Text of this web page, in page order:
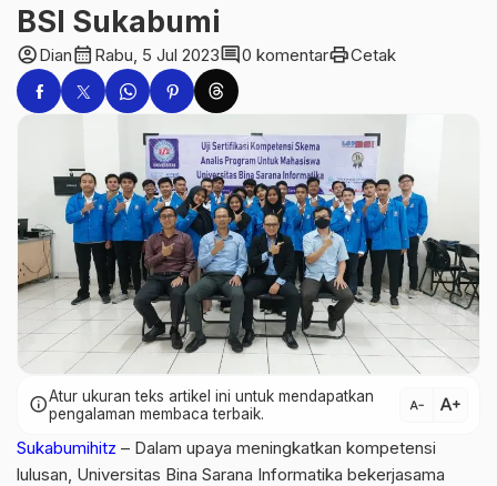
BSI Sukabumi
account_circleDiancalendar_month Rabu, 5 Jul 2023comment0 komentarprintCetak
infoAtur ukuran teks artikel ini untuk mendapatkan
pengalaman membaca terbaik.
text_decrease text_increase
Sukabumihitz – Dalam upaya meningkatkan kompetensi
lulusan, Universitas Bina Sarana Informatika bekerjasama